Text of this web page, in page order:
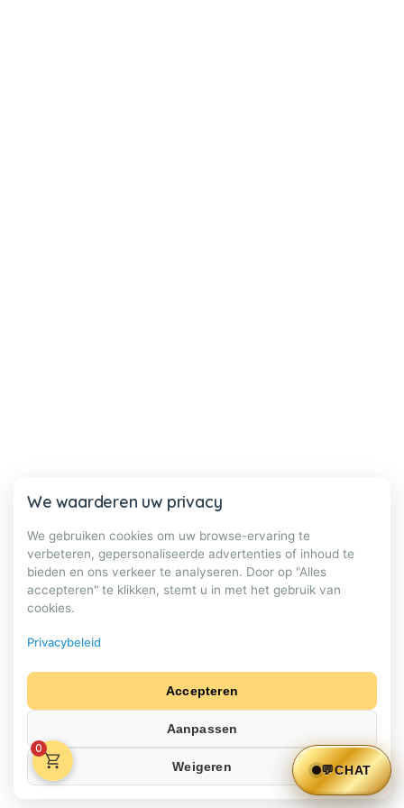
💬CHAT
0
We waarderen uw privacy
We gebruiken cookies om uw browse-ervaring te
verbeteren, gepersonaliseerde advertenties of inhoud te
bieden en ons verkeer te analyseren. Door op "Alles
accepteren" te klikken, stemt u in met het gebruik van
cookies.
Privacybeleid
Accepteren
Aanpassen
Weigeren